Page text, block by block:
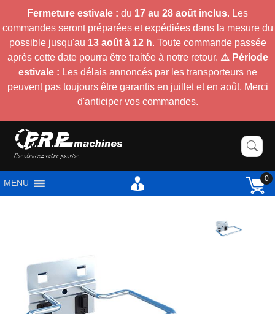
Fermeture estivale : du 17 au 28 août inclus. Les
commandes seront préparées et expédiées dans la mesure du
possible jusqu'au 13 août à 12 h. Toute commande passée
après cette date pourra être traitée à notre retour. ⚠️ Période
estivale : Les délais annoncés par les transporteurs ne
peuvent pas toujours être garantis en juillet et en août. Merci
d'anticiper vos commandes.
MENU 0